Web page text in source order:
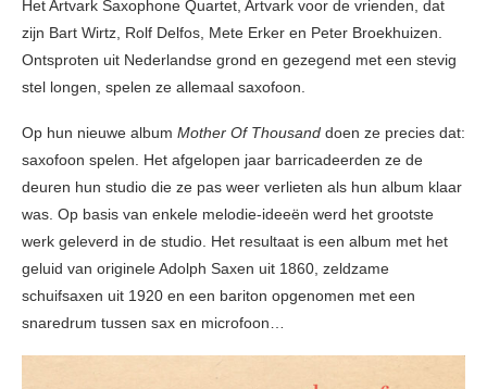
Het Artvark Saxophone Quartet, Artvark voor de vrienden, dat
zijn Bart Wirtz, Rolf Delfos, Mete Erker en Peter Broekhuizen.
Ontsproten uit Nederlandse grond en gezegend met een stevig
stel longen, spelen ze allemaal saxofoon.
Op hun nieuwe album Mother Of Thousand doen ze precies dat:
saxofoon spelen. Het afgelopen jaar barricadeerden ze de
deuren hun studio die ze pas weer verlieten als hun album klaar
was. Op basis van enkele melodie-ideeën werd het grootste
werk geleverd in de studio. Het resultaat is een album met het
geluid van originele Adolph Saxen uit 1860, zeldzame
schuifsaxen uit 1920 en een bariton opgenomen met een
snaredrum tussen sax en microfoon…